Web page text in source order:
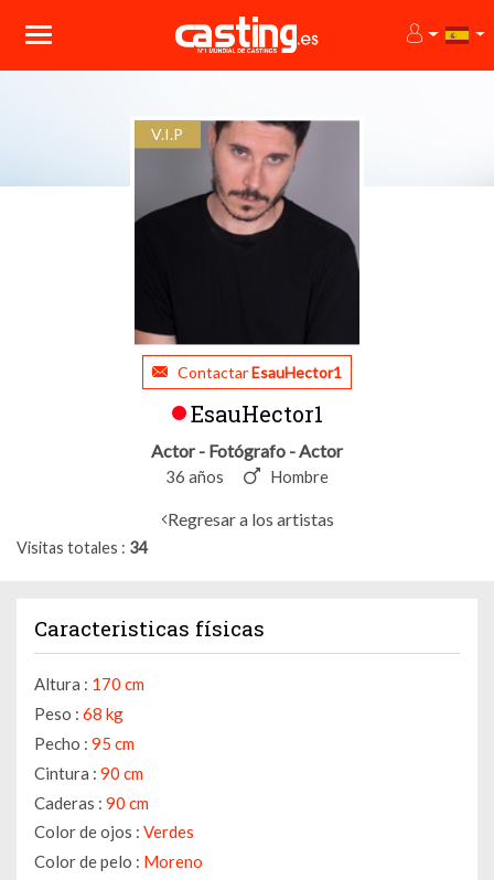
V.I.P
ContactarEsauHector1
EsauHector1
Actor - Fotógrafo - Actor
36 años Hombre
Regresar a los artistas
Visitas totales 34
Caracteristicas físicas
Altura : 170 cm
Peso : 68 kg
Pecho : 95 cm
Cintura : 90 cm
Caderas : 90 cm
Color de ojos : Verdes
Color de pelo : Moreno